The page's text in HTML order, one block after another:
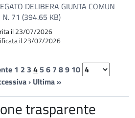
DELIBERA GIUNTA COMUN
N. 71 (394.65 KB)
il 23/07/2026
il 23/07/2026
1 2 3 4 5 6 7 89 10
› Ultima »
trasparente